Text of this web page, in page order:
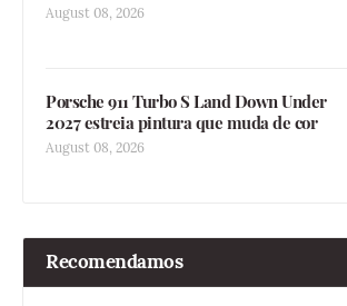
August 08, 2026
Porsche 911 Turbo S Land Down Under
2027 estreia pintura que muda de cor
August 08, 2026
Recomendamos